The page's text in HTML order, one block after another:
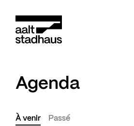
Main content
Agenda
À venir Passé